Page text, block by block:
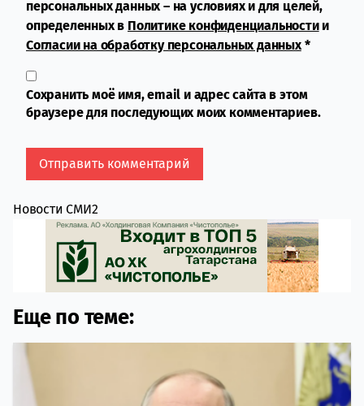
персональных данных – на условиях и для целей,
определенных в Политике конфиденциальностии
Согласии на обработку персональных данных*
Сохранить моё имя, email и адрес сайта в этом
браузере для последующих моих комментариев.
Новости СМИ2
Еще по теме: